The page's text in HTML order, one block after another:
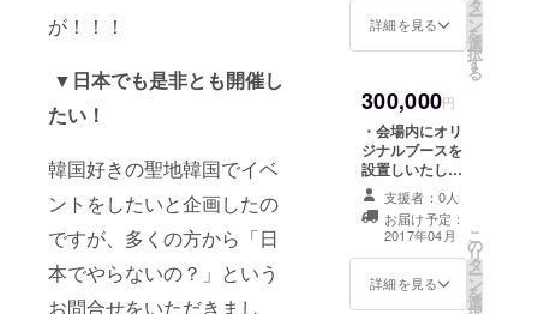
が！！！
▼日本でも是非とも開催し
たい！
韓国好きの聖地韓国でイベ
ントをしたいと企画したの
ですが、多くの方から「日
本でやらないの？」という
お問合せをいただきまし
apan」イベント
チケット（3枚）
詳細を見る
タ
ー
ン
を
選
択
す
る
300,000円
・会場内にオリ
ジナルブースを
設置しいたしま
す。 ・パンフ
レットやフライ
ヤーを入場者の
方に配布 ・
「KLGPartyinJ
apan」イベント
チケット（5枚）
支援者：0人
お届け予定：
2017年04月
詳細を見る
こ
の
リ
タ
ー
ン
を
選